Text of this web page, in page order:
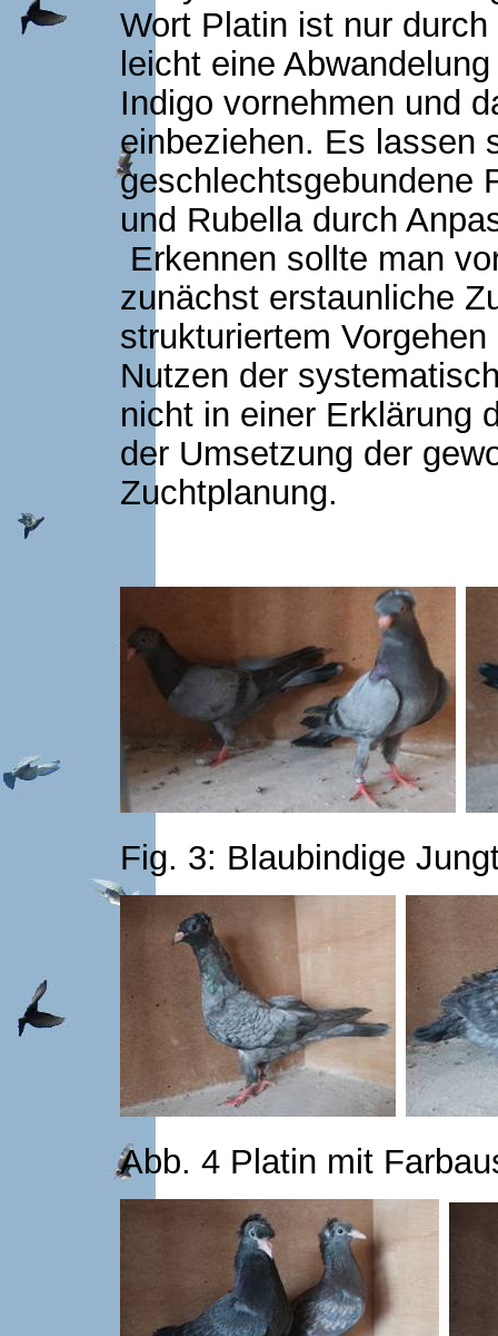
Wort Platin ist nur
leicht eine
Indigo vornehmen und
einbeziehen. Es lassen
geschlechtsgebundene
und Rubella durch
Erkennen sollte man
zunächst erstaunliche
strukturiertem
Nutzen der
nicht in einer Erklärung
der Umsetzung der
Zuchtplanung.
Fig. 3: Blaubindige
Abb. 4 Platin mit